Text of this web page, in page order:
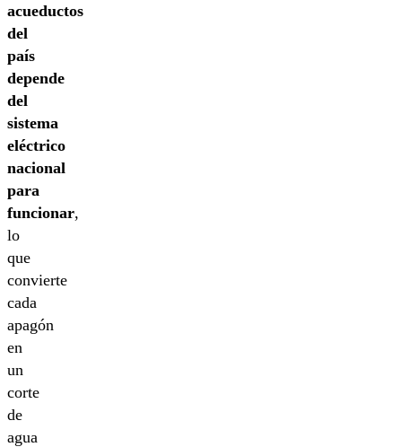
acueductos
del
país
depende
del
sistema
eléctrico
nacional
para
funcionar,
lo
que
convierte
cada
apagón
en
un
corte
de
agua